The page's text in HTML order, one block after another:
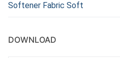
Softener Fabric Soft
DOWNLOAD